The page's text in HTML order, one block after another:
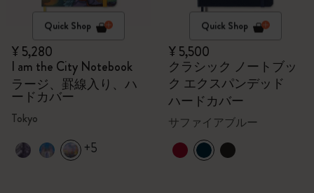
Quick Shop
¥ 5,280
I am the City Notebook
ラージ、罫線入り、ハ
ードカバー
Tokyo
+5
Quick Shop
¥ 5,500
クラシック ノートブッ
ク エクスパンデッド
ハードカバー
サファイアブルー